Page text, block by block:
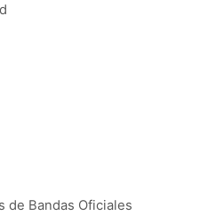
de Bandas Oficiales